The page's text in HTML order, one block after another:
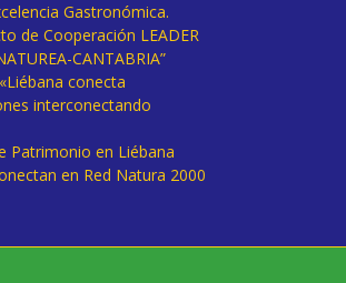
Gastronómica.
de Cooperación LEADER
CANTABRIA”
conecta
interconectando
Patrimonio en Liébana
en Red Natura 2000